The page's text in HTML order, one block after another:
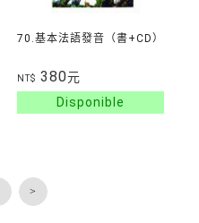
70.基本法語發音（書+CD）
NT$ 380元
>